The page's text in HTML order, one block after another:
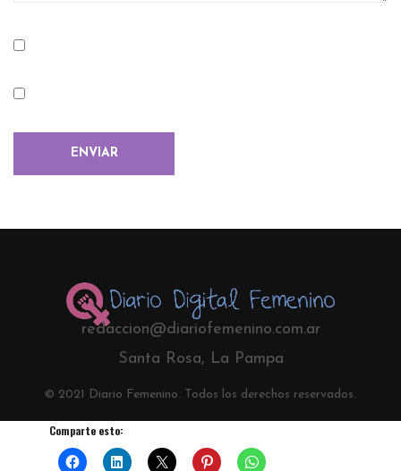
redaccion@diariofemenino.com.ar
Santa Rosa, La Pampa
© 2021 Diario Femenino. Todos los derechos reservados.
Comparte esto: